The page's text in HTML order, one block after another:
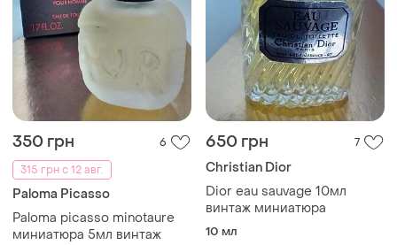
350 грн
6
315 грн с 12 авг.
Paloma Picasso
Paloma picasso minotaure
миниатюра 5мл винтаж
650 грн 7
Christian Dior
Dior eau sauvage 10мл
винтаж миниатюра
10 мл